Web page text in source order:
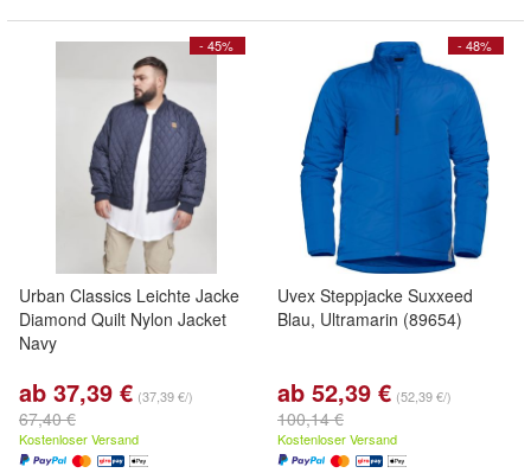
- 45%
Urban Classics Leichte Jacke
Diamond Quilt Nylon Jacket
Navy
ab 37,39 € (37,39 €/)
67,40 €
Kostenloser Versand
- 48%
Uvex Steppjacke Suxxeed
Blau, Ultramarin (89654)
ab 52,39 € (52,39 €/)
100,14 €
Kostenloser Versand